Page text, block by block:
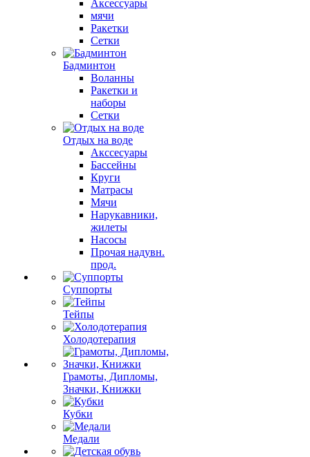
Аксессуары
мячи
Ракетки
Сетки
Бадминтон
Воланны
Ракетки и
наборы
Сетки
Отдых на воде
Акссесуары
Бассейны
Круги
Матрасы
Мячи
Нарукавники,
жилеты
Насосы
Прочая надувн.
прод.
Суппорты
Тейпы
Холодотерапия
Грамоты, Дипломы,
Значки, Книжки
Кубки
Медали